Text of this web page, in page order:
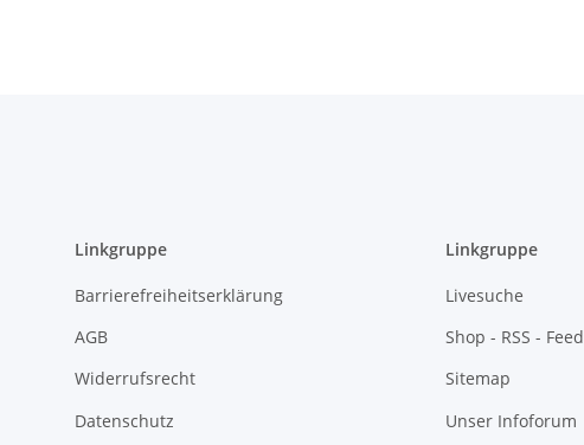
Linkgruppe
Barrierefreiheitserklärung
AGB
Widerrufsrecht
Datenschutz
Linkgruppe
Livesuche
Shop - RSS - Feed
Sitemap
Unser Infoforum